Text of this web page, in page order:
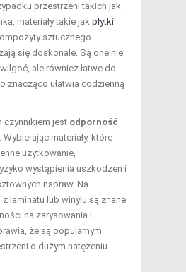
przestrzeni takich jak
materiały takie jak płytki
sztucznego
się doskonale. Są one nie
ale również łatwe do
znacząco ułatwia codzienną
czynnikiem jest odporność
. Wybierając materiały, które
użytkowanie,
wystąpienia uszkodzeń i
napraw. Na
z laminatu lub winylu są znane
na zarysowania i
że są popularnym
o dużym natężeniu